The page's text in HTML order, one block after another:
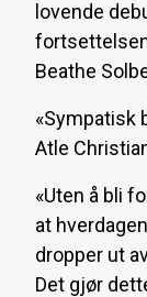
lovende
Beathe
«Sympatisk
Atle
«Uten å bli
at
dropper ut
Det gjør